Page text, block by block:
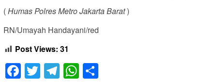
(Humas Polres Metro Jakarta Barat)
RN/Umayah Handayani/red
Post Views: 31
Facebook
Twitter
Telegram
WhatsApp